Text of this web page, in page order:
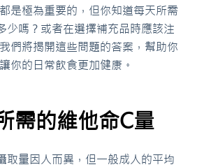
是極為重要的，但你知道每天所需
少嗎？或者在選擇補充品時應該注
們將揭開這些問題的答案，幫助你
你的日常飲食更加健康。
需的維他命C量
取量因人而異，但一般成人的平均